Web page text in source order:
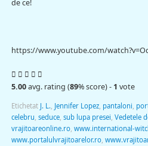
de ce!
https://www.youtube.com/
5.00avg. rating (89% score) - 1 vote
Etichetat J. L., Jennifer Lopez, pantaloni,
celebru, seduce, sub lupa presei, Vedetele
vrajitoareonline.ro, www.international-
www.portalulvrajitoarelor.ro,